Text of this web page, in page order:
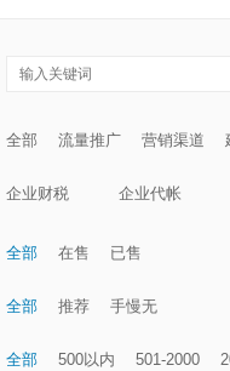
全部 流量推广 营销渠道
企业财税 企业代帐
全部 在售 已售
全部 推荐 手慢无
全部 500以内 501-2000